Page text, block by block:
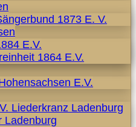
1873 E. V.
E.V.
1864 E.V.
E.V.
Liederkranz Ladenburg
Ladenburg